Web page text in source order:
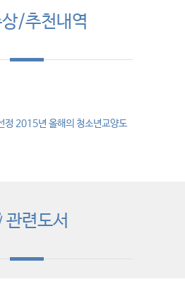
/추천내역
정 2015년 올해의 청소년교양도
관련도서